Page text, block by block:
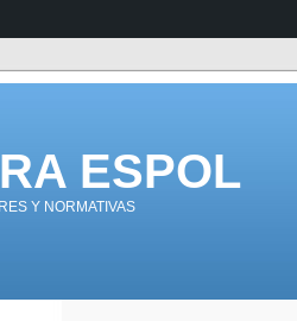
ESPOL
Y NORMATIVAS